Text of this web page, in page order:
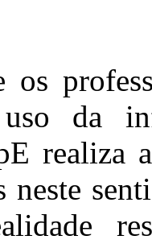
da
realiza
neste